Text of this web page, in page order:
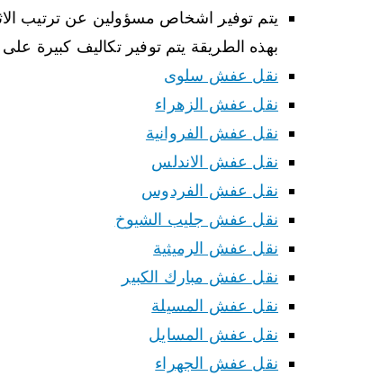
يتم توفير اشخاص مسؤولين عن ترتيب
بهذه الطريقة يتم توفير تكاليف كبيرة على
نقل عفش سلوى
نقل عفش الزهراء
نقل عفش الفروانية
نقل عفش الاندلس
نقل عفش الفردوس
نقل عفش جليب الشيوخ
نقل عفش الرميثية
نقل عفش مبارك الكبير
نقل عفش المسيلة
نقل عفش المسايل
نقل عفش الجهراء